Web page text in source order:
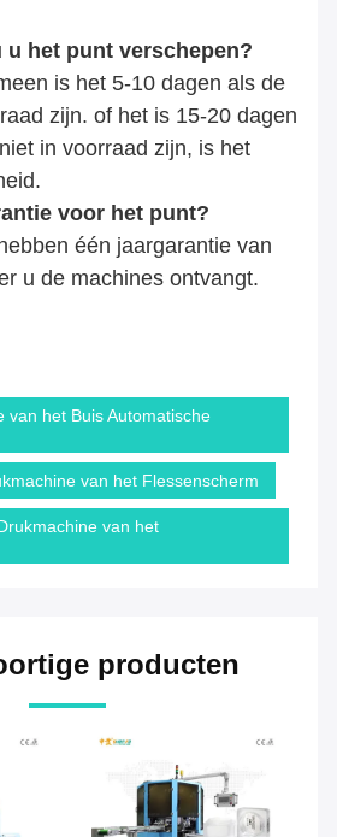
u het punt verschepen?
is het 5-10 dagen als de
zijn. of het is 15-20 dagen
in voorraad zijn, is het
voor het punt?
één jaargarantie van
u de machines ontvangt.
van het Buis Automatische
van het Flessenscherm
van het
producten